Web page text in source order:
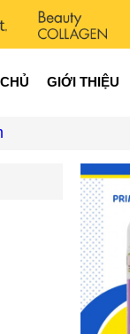
GIỚI THIỆU